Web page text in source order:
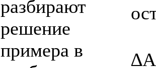
разбирают
решение
примера в